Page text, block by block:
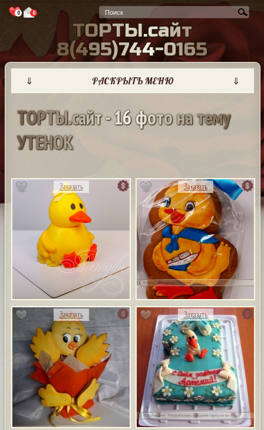
0 0
ТОРТЫ.сайт
8(495)744-0165
⇓ РАСКРЫТЬ МЕНЮ ⇓
ТОРТЫ.сайт-16фотонатему
УТЕНОК
Заказать Заказать
Заказать Заказать